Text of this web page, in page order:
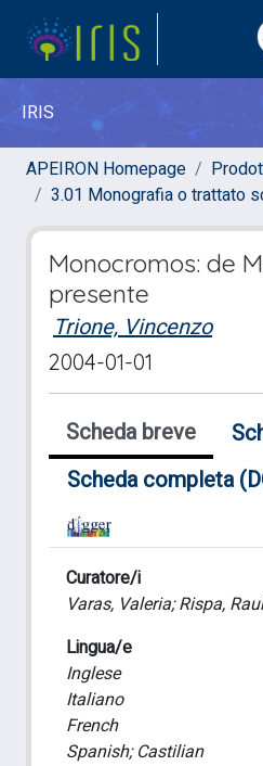
IRIS
APEIRON Homepage
3.01 Monografia o trattato
Monocromos: de
presente
Trione, Vincenzo
2004-01-01
Scheda breve
Scheda completa
Curatore/i
Varas, Valeria; Rispa, Raul
Lingua/e
Inglese
Italiano
French
Spanish; Castilian